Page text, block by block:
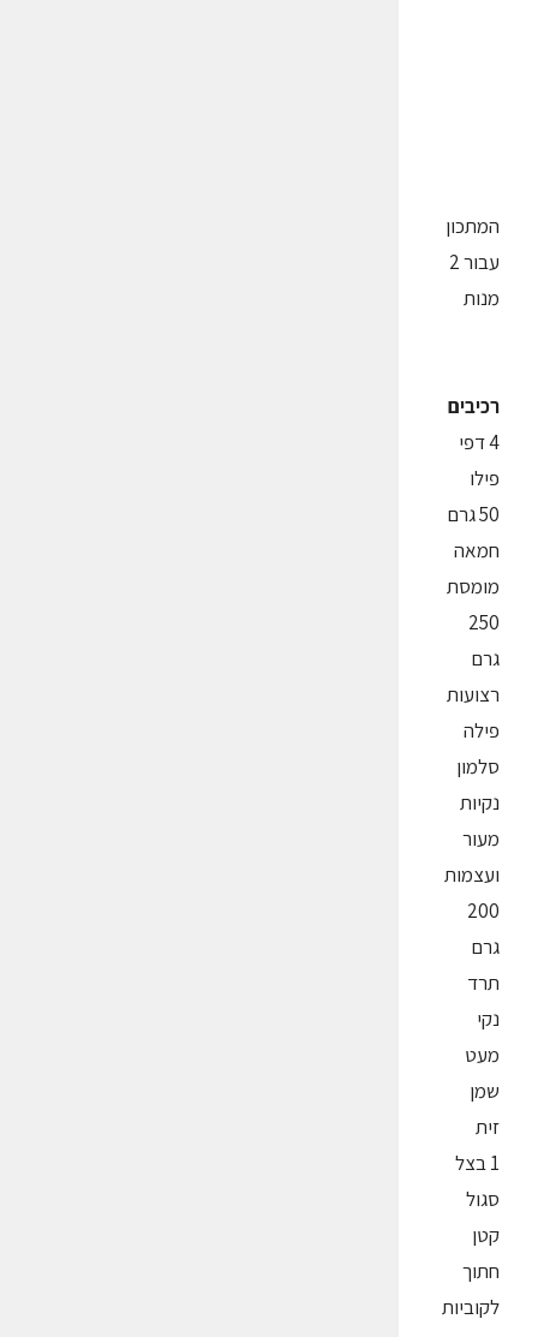
המתכון
עבור 2
מנות
רכיבים
4 דפי
פילו
50 גרם
חמאה
מומסת
250
גרם
רצועות
פילה
סלמון
נקיות
מעור
ועצמות
200
גרם
תרד
נקי
מעט
שמן
זית
1 בצל
סגול
קטן
חתוך
לקוביות